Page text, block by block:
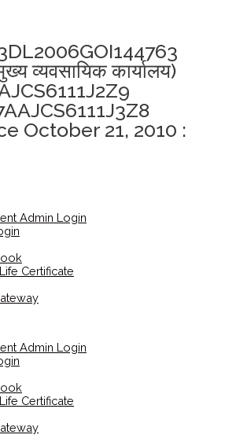
व्यवसायिक कार्यालय)
October 21, 2010 :
Admin Login
Certificate
Admin Login
Certificate